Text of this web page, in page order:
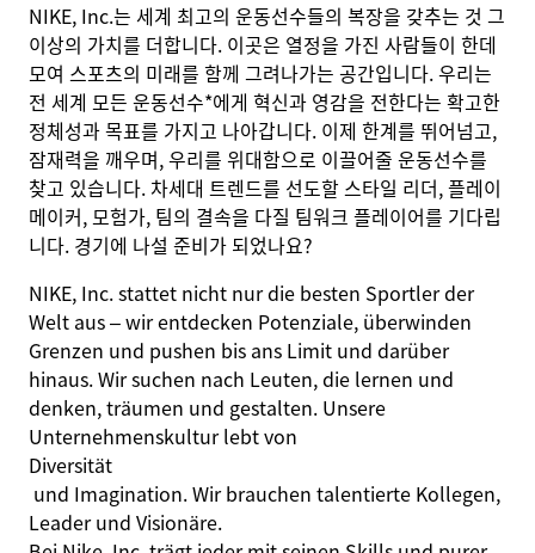
NIKE, Inc.는 세계 최고의 운동선수들의 복장을 갖추는 것 그
이상의 가치를 더합니다. 이곳은 열정을 가진 사람들이 한데
모여 스포츠의 미래를 함께 그려나가는 공간입니다. 우리는
전 세계 모든 운동선수*에게 혁신과 영감을 전한다는 확고한
정체성과 목표를 가지고 나아갑니다. 이제 한계를 뛰어넘고,
잠재력을 깨우며, 우리를 위대함으로 이끌어줄 운동선수를
찾고 있습니다. 차세대 트렌드를 선도할 스타일 리더, 플레이
메이커, 모험가, 팀의 결속을 다질 팀워크 플레이어를 기다립
니다. 경기에 나설 준비가 되었나요?
NIKE, Inc. stattet nicht nur die besten Sportler der
Welt aus – wir entdecken Potenziale, überwinden
Grenzen und pushen bis ans Limit und darüber
hinaus. Wir suchen nach Leuten, die lernen und
denken, träumen und gestalten. Unsere
Unternehmenskultur lebt von
Diversität
und Imagination. Wir brauchen talentierte Kollegen,
Leader und Visionäre.